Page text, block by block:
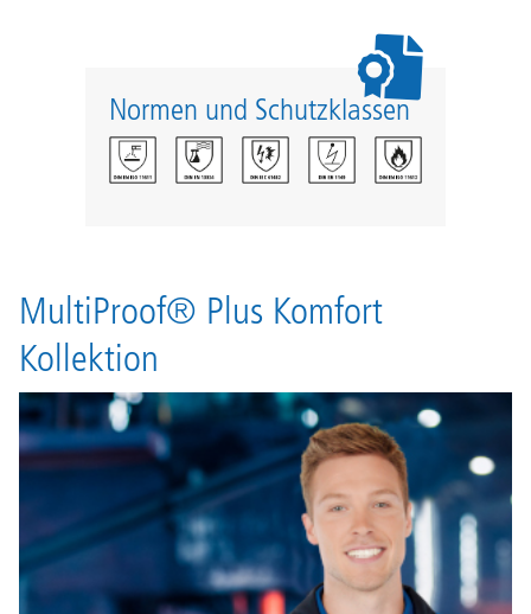
Normen und Schutzklassen
MultiProof® Plus Komfort
Kollektion